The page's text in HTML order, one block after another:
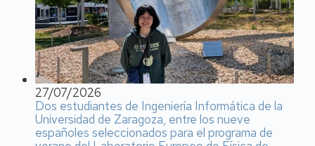
27/07/2026
Dos estudiantes de Ingeniería Informática de la
Universidad de Zaragoza, entre los nueve
españoles seleccionados para el programa de